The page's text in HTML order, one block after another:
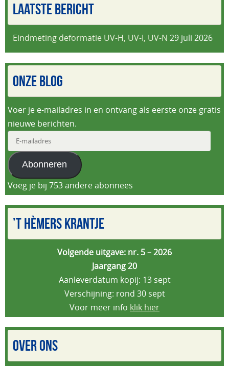
LAATSTE BERICHT
Eindmeting deformatie UV-H, UV-I, UV-N 29 juli 2026
ONZE BLOG
Voer je e-mailadres in en ontvang als eerste onze gratis
nieuwe berichten.
mailadres
Abonneren
Voeg je bij 753 andere abonnees
’T HÈMERS KRANTJE
Volgende uitgave: nr. 5 – 2026
Jaargang 20
Aanleverdatum kopij: 13 sept
Verschijning: rond 30 sept
Voor meer info klik hier
OVER ONS